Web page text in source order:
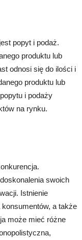
popyt i podaż.
produktu lub
odnosi się do ilości i
produktu lub
i podaży
na rynku.
swoich
Istnienie
a także
może mieć różne